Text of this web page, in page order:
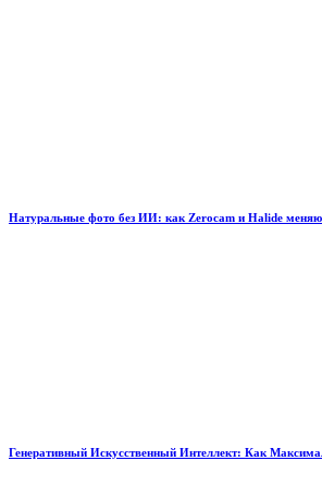
Натуральные фото без ИИ: как Zerocam и Halide
Генеративный Искусственный Интеллект: Как